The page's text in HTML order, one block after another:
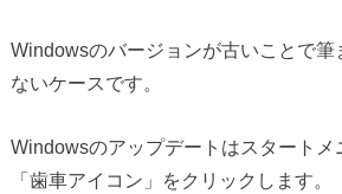
Windowsのバージョンが古いことで筆
ないケースです。
Windowsのアップデートはスタートメ
「歯車アイコン」をクリックします。